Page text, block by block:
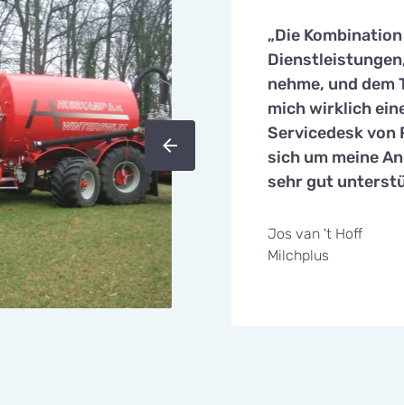
„Die
nehme, und dem
mich wirklich
Servicedesk von
sich um meine
sehr gut
Jos van 't Hoff
Milchplus